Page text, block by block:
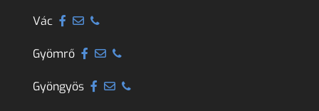
Vác
Gyömrő
Gyöngyös